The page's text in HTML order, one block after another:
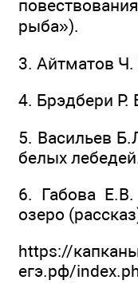
рыба»).
3. Айтматов Ч.
4. Брэдбери Р.
5. Васильев
белых
6. Габова
озеро
https://
егэ.рф/